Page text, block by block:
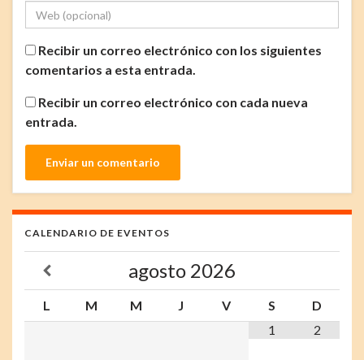
Recibir un correo electrónico con los siguientes
comentarios a esta entrada.
Recibir un correo electrónico con cada nueva
entrada.
CALENDARIO DE EVENTOS
agosto 2026
L M M J V S
D
1
2